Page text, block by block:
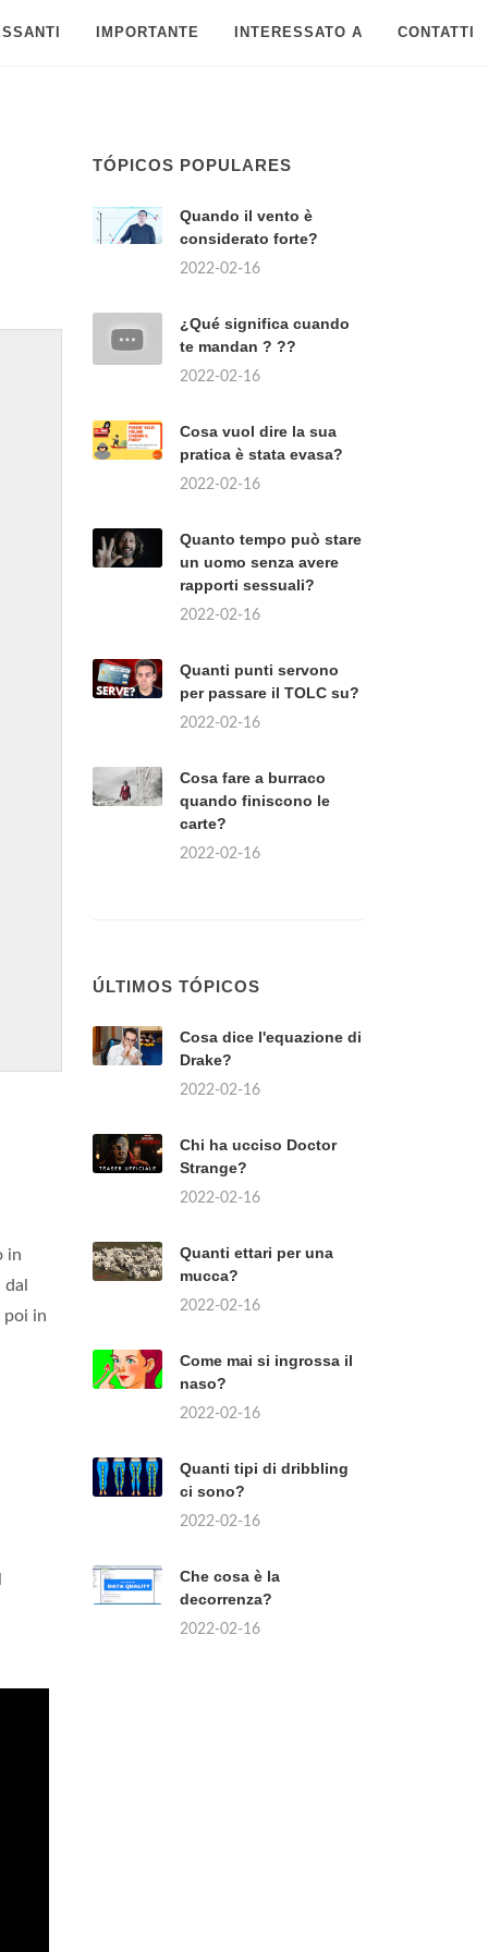
IMPORTANTE INTERESSATO A CONTATTI
in
in
TÓPICOS POPULARES
Quando il vento è
considerato forte?
2022-02-16
¿Qué significa cuando
te mandan ? ??
2022-02-16
Cosa vuol dire la sua
pratica è stata evasa?
2022-02-16
Quanto tempo può stare
un uomo senza avere
rapporti sessuali?
2022-02-16
Quanti punti servono
per passare il TOLC su?
2022-02-16
Cosa fare a burraco
quando finiscono le
carte?
2022-02-16
ÚLTIMOS TÓPICOS
Cosa dice l'equazione di
Drake?
2022-02-16
Chi ha ucciso Doctor
Strange?
2022-02-16
Quanti ettari per una
mucca?
2022-02-16
Come mai si ingrossa il
naso?
2022-02-16
Quanti tipi di dribbling
ci sono?
2022-02-16
Che cosa è la
decorrenza?
2022-02-16